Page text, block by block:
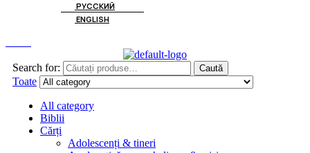
РУССКИЙ
ENGLISH
Search for: Caută
Toate
All category
Biblii
Cărți
Adolescenți & tineri